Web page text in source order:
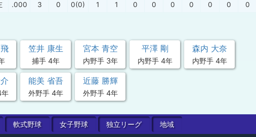
.000 3 0 0(0) 1 1 0 0 0 0 0 0 0
笠井 康生
捕手 4年
宮本 青空
内野手 3年
平澤 剛
内野手 4年
森内 大奈
内野手 4年
能美 省吾
外野手 4年
近藤 勝輝
外野手 4年
軟式野球 女子野球 独立リーグ 地域